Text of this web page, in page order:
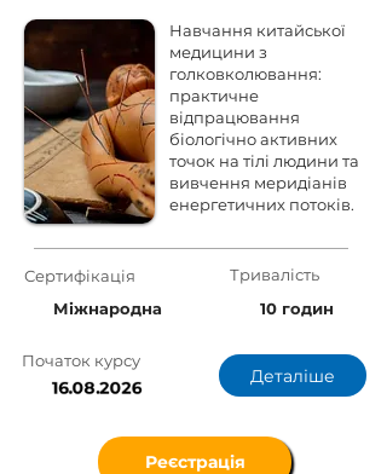
Навчання китайської
медицини з
голковколювання:
практичне
відпрацювання
біологічно активних
точок на тілі людини та
вивчення меридіанів
енергетичних потоків.
Сертифікація
Міжнародна
Тривалість
10 годин
Початок курсу
16.08.2026
Деталіше
Реєстрація